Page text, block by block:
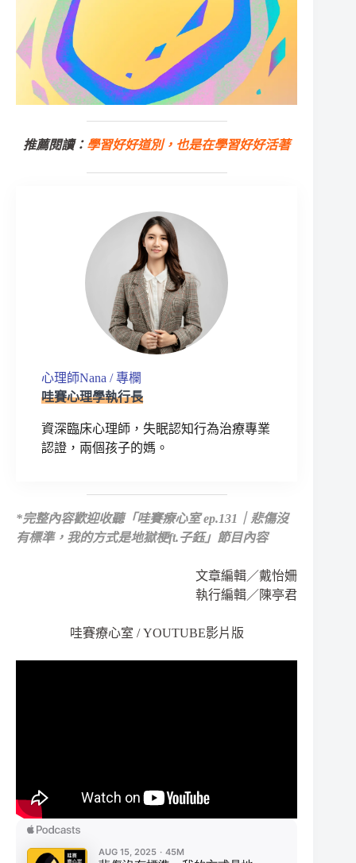
推薦閱讀： 學習好好道別，也是在學習好好活著
心理師Nana / 專欄
哇賽心理學執行長
資深臨床心理師，失眠認知行為治療專業
認證，兩個孩子的媽。
*完整內容歡迎收聽「哇賽療心室 ep.131｜悲傷沒
有標準，我的方式是地獄梗ft.子鈺」節目內容
文章編輯／戴怡姍
執行編輯／陳亭君
哇賽療心室 / YOUTUBE影片版